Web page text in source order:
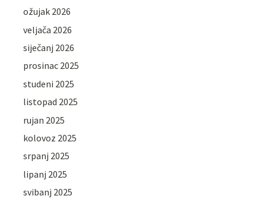
ožujak 2026
veljača 2026
siječanj 2026
prosinac 2025
studeni 2025
listopad 2025
rujan 2025
kolovoz 2025
srpanj 2025
lipanj 2025
svibanj 2025